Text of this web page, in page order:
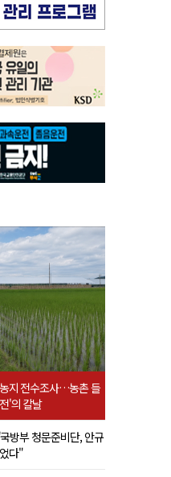
지 전수조사…농촌 들
'의 칼날
방부 청문준비단, 안규
다"